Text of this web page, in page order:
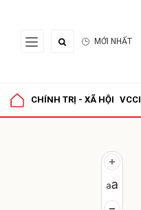
MỚI NHẤT
CHÍNH TRỊ - XÃ HỘI VCCI